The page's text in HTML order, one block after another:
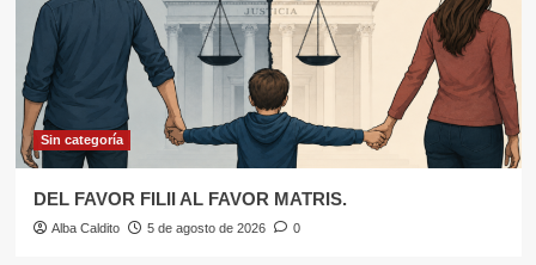
Sin categoría
DEL FAVOR FILII AL FAVOR MATRIS.
Alba Caldito 5 de agosto de 2026 0